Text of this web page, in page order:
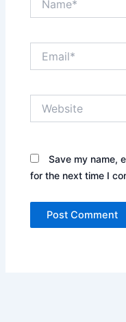
Save my name,
for the next time I